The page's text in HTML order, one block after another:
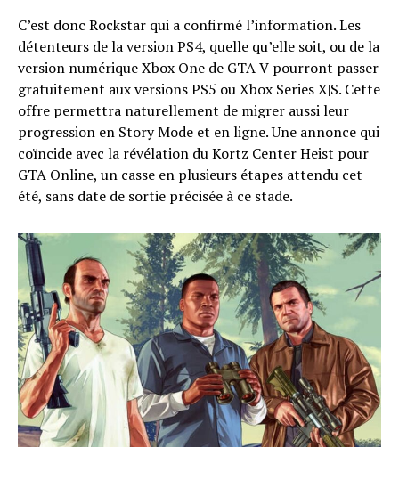
C’est donc Rockstar qui a confirmé l’information. Les
détenteurs de la version PS4, quelle qu’elle soit, ou de la
version numérique Xbox One de GTA V pourront passer
gratuitement aux versions PS5 ou Xbox Series X|S. Cette
offre permettra naturellement de migrer aussi leur
progression en Story Mode et en ligne. Une annonce qui
coïncide avec la révélation du Kortz Center Heist pour
GTA Online, un casse en plusieurs étapes attendu cet
été, sans date de sortie précisée à ce stade.